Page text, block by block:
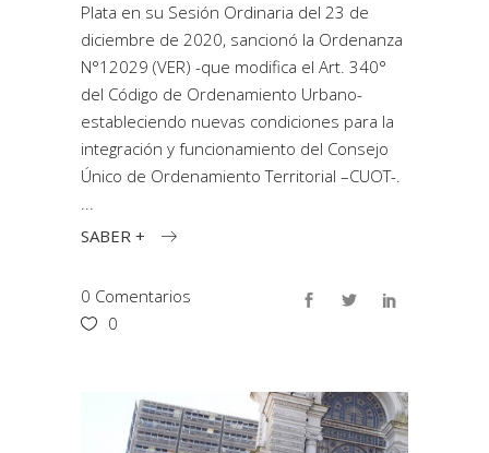
Plata en su Sesión Ordinaria del 23 de
diciembre de 2020, sancionó la Ordenanza
N°12029 (VER) -que modifica el Art. 340°
del Código de Ordenamiento Urbano-
estableciendo nuevas condiciones para la
integración y funcionamiento del Consejo
Único de Ordenamiento Territorial –CUOT-.
SABER +
0 Comentarios
0